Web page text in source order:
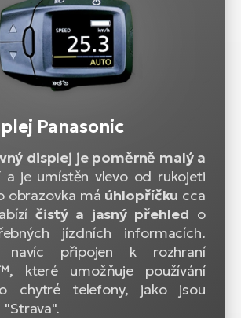
Panasonic
displej je poměrně malý a
a je umístěn vlevo od rukojeti
obrazovka má úhlopříčku cca
čistý a jasný přehled o
jízdních informacích.
navíc připojen k rozhraní
, které umožňuje používání
chytré telefony, jako jsou